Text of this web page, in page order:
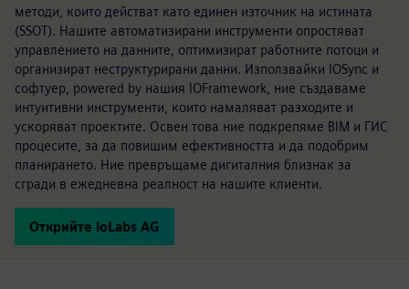
методи, които действат като единен източник на истината
(SSOT). Нашите автоматизирани инструменти опростяват
управлението на данните, оптимизират работните потоци и
организират неструктурирани данни. Използвайки IOSync и
софтуер, powered by нашия IOFramework, ние създаваме
интуитивни инструменти, които намаляват разходите и
ускоряват проектите. Освен това ние подкрепяме BIM и ГИС
процесите, за да повишим ефективността и да подобрим
планирането. Ние превръщаме дигиталния близнак за
сгради в ежедневна реалност на нашите клиенти.
Открийте ioLabs AG